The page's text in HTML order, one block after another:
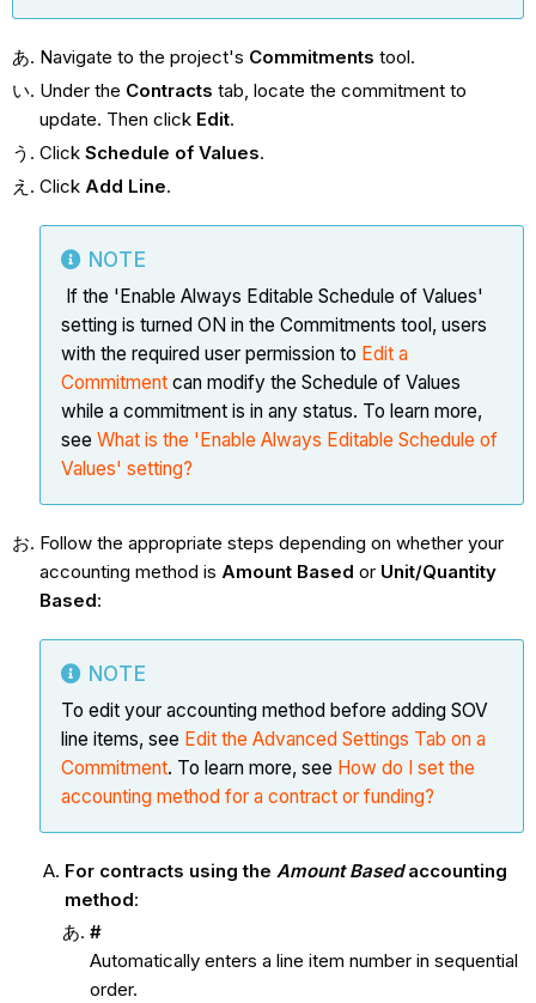
Navigate to the project's Commitments tool.
Under the Contracts tab, locate the commitment to
update. Then click Edit.
Click Schedule of Values.
Click Add Line.
NOTE
If the 'Enable Always Editable Schedule of Values'
setting is turned ON in the Commitments tool, users
with the required user permission to Edit a
Commitmentcan modify the Schedule of Values
while a commitment is in any status. To learn more,
see What is the 'Enable Always Editable Schedule of
Values' setting?
Follow the appropriate steps depending on whether your
accounting method is Amount Based or Unit/Quantity
Based:
NOTE
To edit your accounting method before adding SOV
line items, see Edit the Advanced Settings Tab on a
Commitment. To learn more, see How do I set the
accounting method for a contract or funding?
For contracts using the Amount Basedaccounting
method:
#
Automatically enters a line item number in sequential
order.